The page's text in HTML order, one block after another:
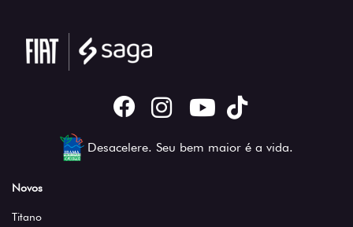
Desacelere. Seu bem maior é a vida.
Novos
Titano